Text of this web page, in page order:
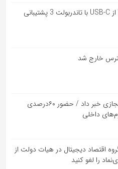
آیفون 15 پرو احتمالاً از USB-C با تاندربولت 3 پشتیبانی
خارج شد
شورای عالی فضای مجازی خبر داد / حضور ۶۰درصدی
داخلی
اقتصاد دیجیتال در هیات دولت از
را لغو کنید